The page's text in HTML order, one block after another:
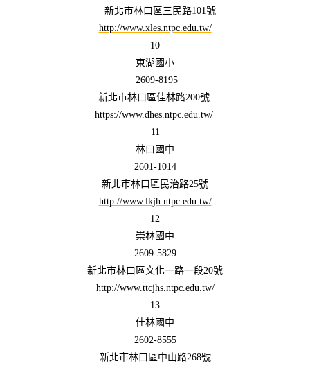
新北市林口區三民路101號
http://www.xles.ntpc.edu.tw/
10
東湖國小
2609-8195
新北市林口區佳林路200號
https://www.dhes.ntpc.edu.tw/
11
林口國中
2601-1014
新北市林口區民治路25號
http://www.lkjh.ntpc.edu.tw/
12
崇林國中
2609-5829
新北市林口區文化一路一段20號
http://www.ttcjhs.ntpc.edu.tw/
13
佳林國中
2602-8555
新北市林口區中山路268號